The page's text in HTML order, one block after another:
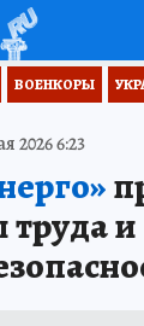
ВОЕНКОРЫ
2026 6:23
и